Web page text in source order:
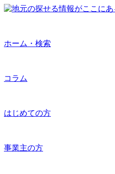
ホーム・検索
コラム
はじめての方
事業主の方